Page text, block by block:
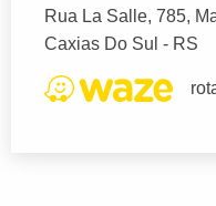
Rua La Salle, 785,
Caxias Do Sul - RS